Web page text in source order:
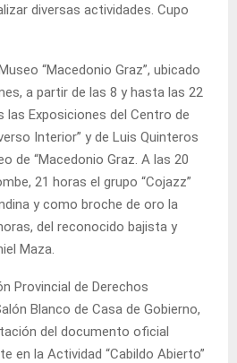
diversas actividades. Cupo
“Macedonio Graz”, ubicado
a partir de las 8 y hasta las 22
las Exposiciones del Centro de
Interior” y de Luis Quinteros
de “Macedonio Graz. A las 20
21 horas el grupo “Cojazz”
y como broche de oro la
del reconocido bajista y
Maza.
Provincial de Derechos
Blanco de Casa de Gobierno,
del documento oficial
en la Actividad “Cabildo Abierto”